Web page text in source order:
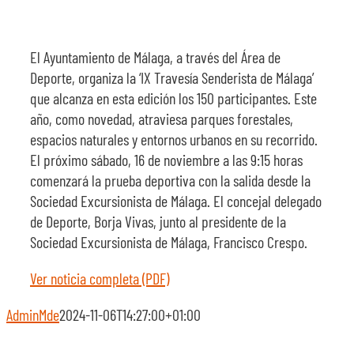
El Ayuntamiento de Málaga, a través del Área de
Deporte, organiza la ‘IX Travesía Senderista de Málaga’
que alcanza en esta edición los 150 participantes. Este
año, como novedad, atraviesa parques forestales,
espacios naturales y entornos urbanos en su recorrido.
El próximo sábado, 16 de noviembre a las 9:15 horas
comenzará la prueba deportiva con la salida desde la
Sociedad Excursionista de Málaga. El concejal delegado
de Deporte, Borja Vivas, junto al presidente de la
Sociedad Excursionista de Málaga, Francisco Crespo.
Ver noticia completa (PDF)
AdminMde2024-11-06T14:27:00+01:00